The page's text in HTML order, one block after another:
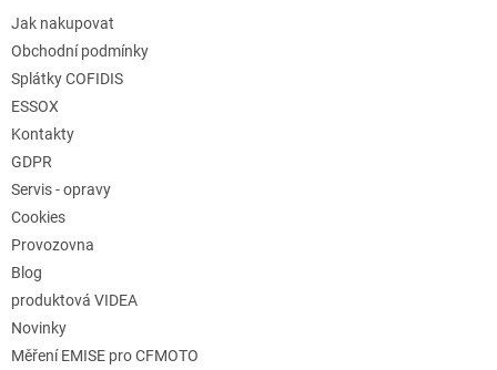
Jak nakupovat
Obchodní podmínky
Splátky COFIDIS
ESSOX
Kontakty
GDPR
Servis - opravy
Cookies
Provozovna
Blog
produktová VIDEA
Novinky
Měření EMISE pro CFMOTO